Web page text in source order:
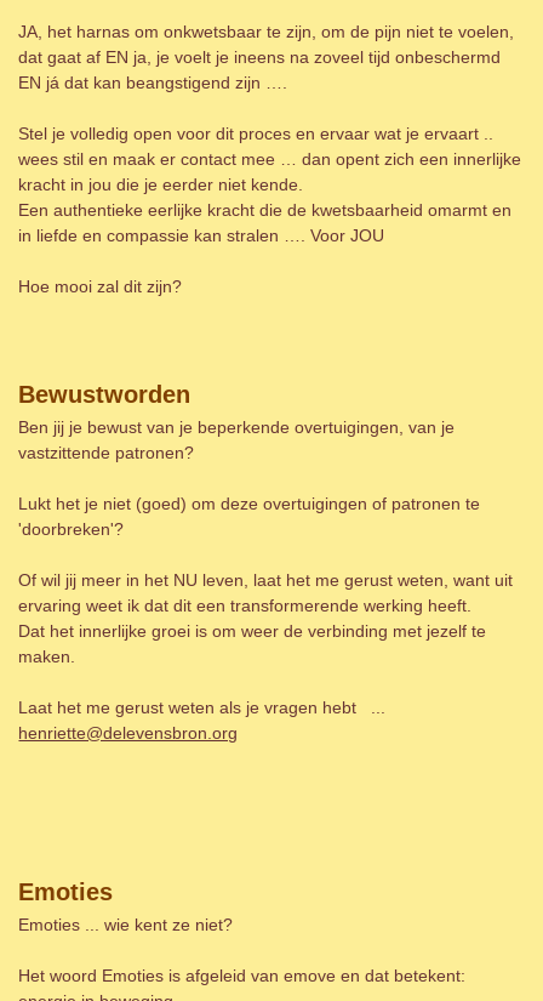
JA, het harnas om onkwetsbaar te zijn, om de pijn niet te voelen,
dat gaat af EN ja, je voelt je ineens na zoveel tijd onbeschermd
EN já dat kan beangstigend zijn ….
Stel je volledig open voor dit proces en ervaar wat je ervaart ..
wees stil en maak er contact mee … dan opent zich een innerlijke
kracht in jou die je eerder niet kende.
Een authentieke eerlijke kracht die de kwetsbaarheid omarmt en
in liefde en compassie kan stralen …. Voor JOU
Hoe mooi zal dit zijn?
Bewustworden
Ben jij je bewust van je beperkende overtuigingen, van je
vastzittende patronen?
Lukt het je niet (goed) om deze overtuigingen of patronen te
'doorbreken'?
Of wil jij meer in het NU leven, laat het me gerust weten, want uit
ervaring weet ik dat dit een transformerende werking heeft.
Dat het innerlijke groei is om weer de verbinding met jezelf te
maken.
Laat het me gerust weten als je vragen hebt ...
henriette@delevensbron.org
Emoties
Emoties ... wie kent ze niet?
Het woord Emoties is afgeleid van emove en dat betekent: